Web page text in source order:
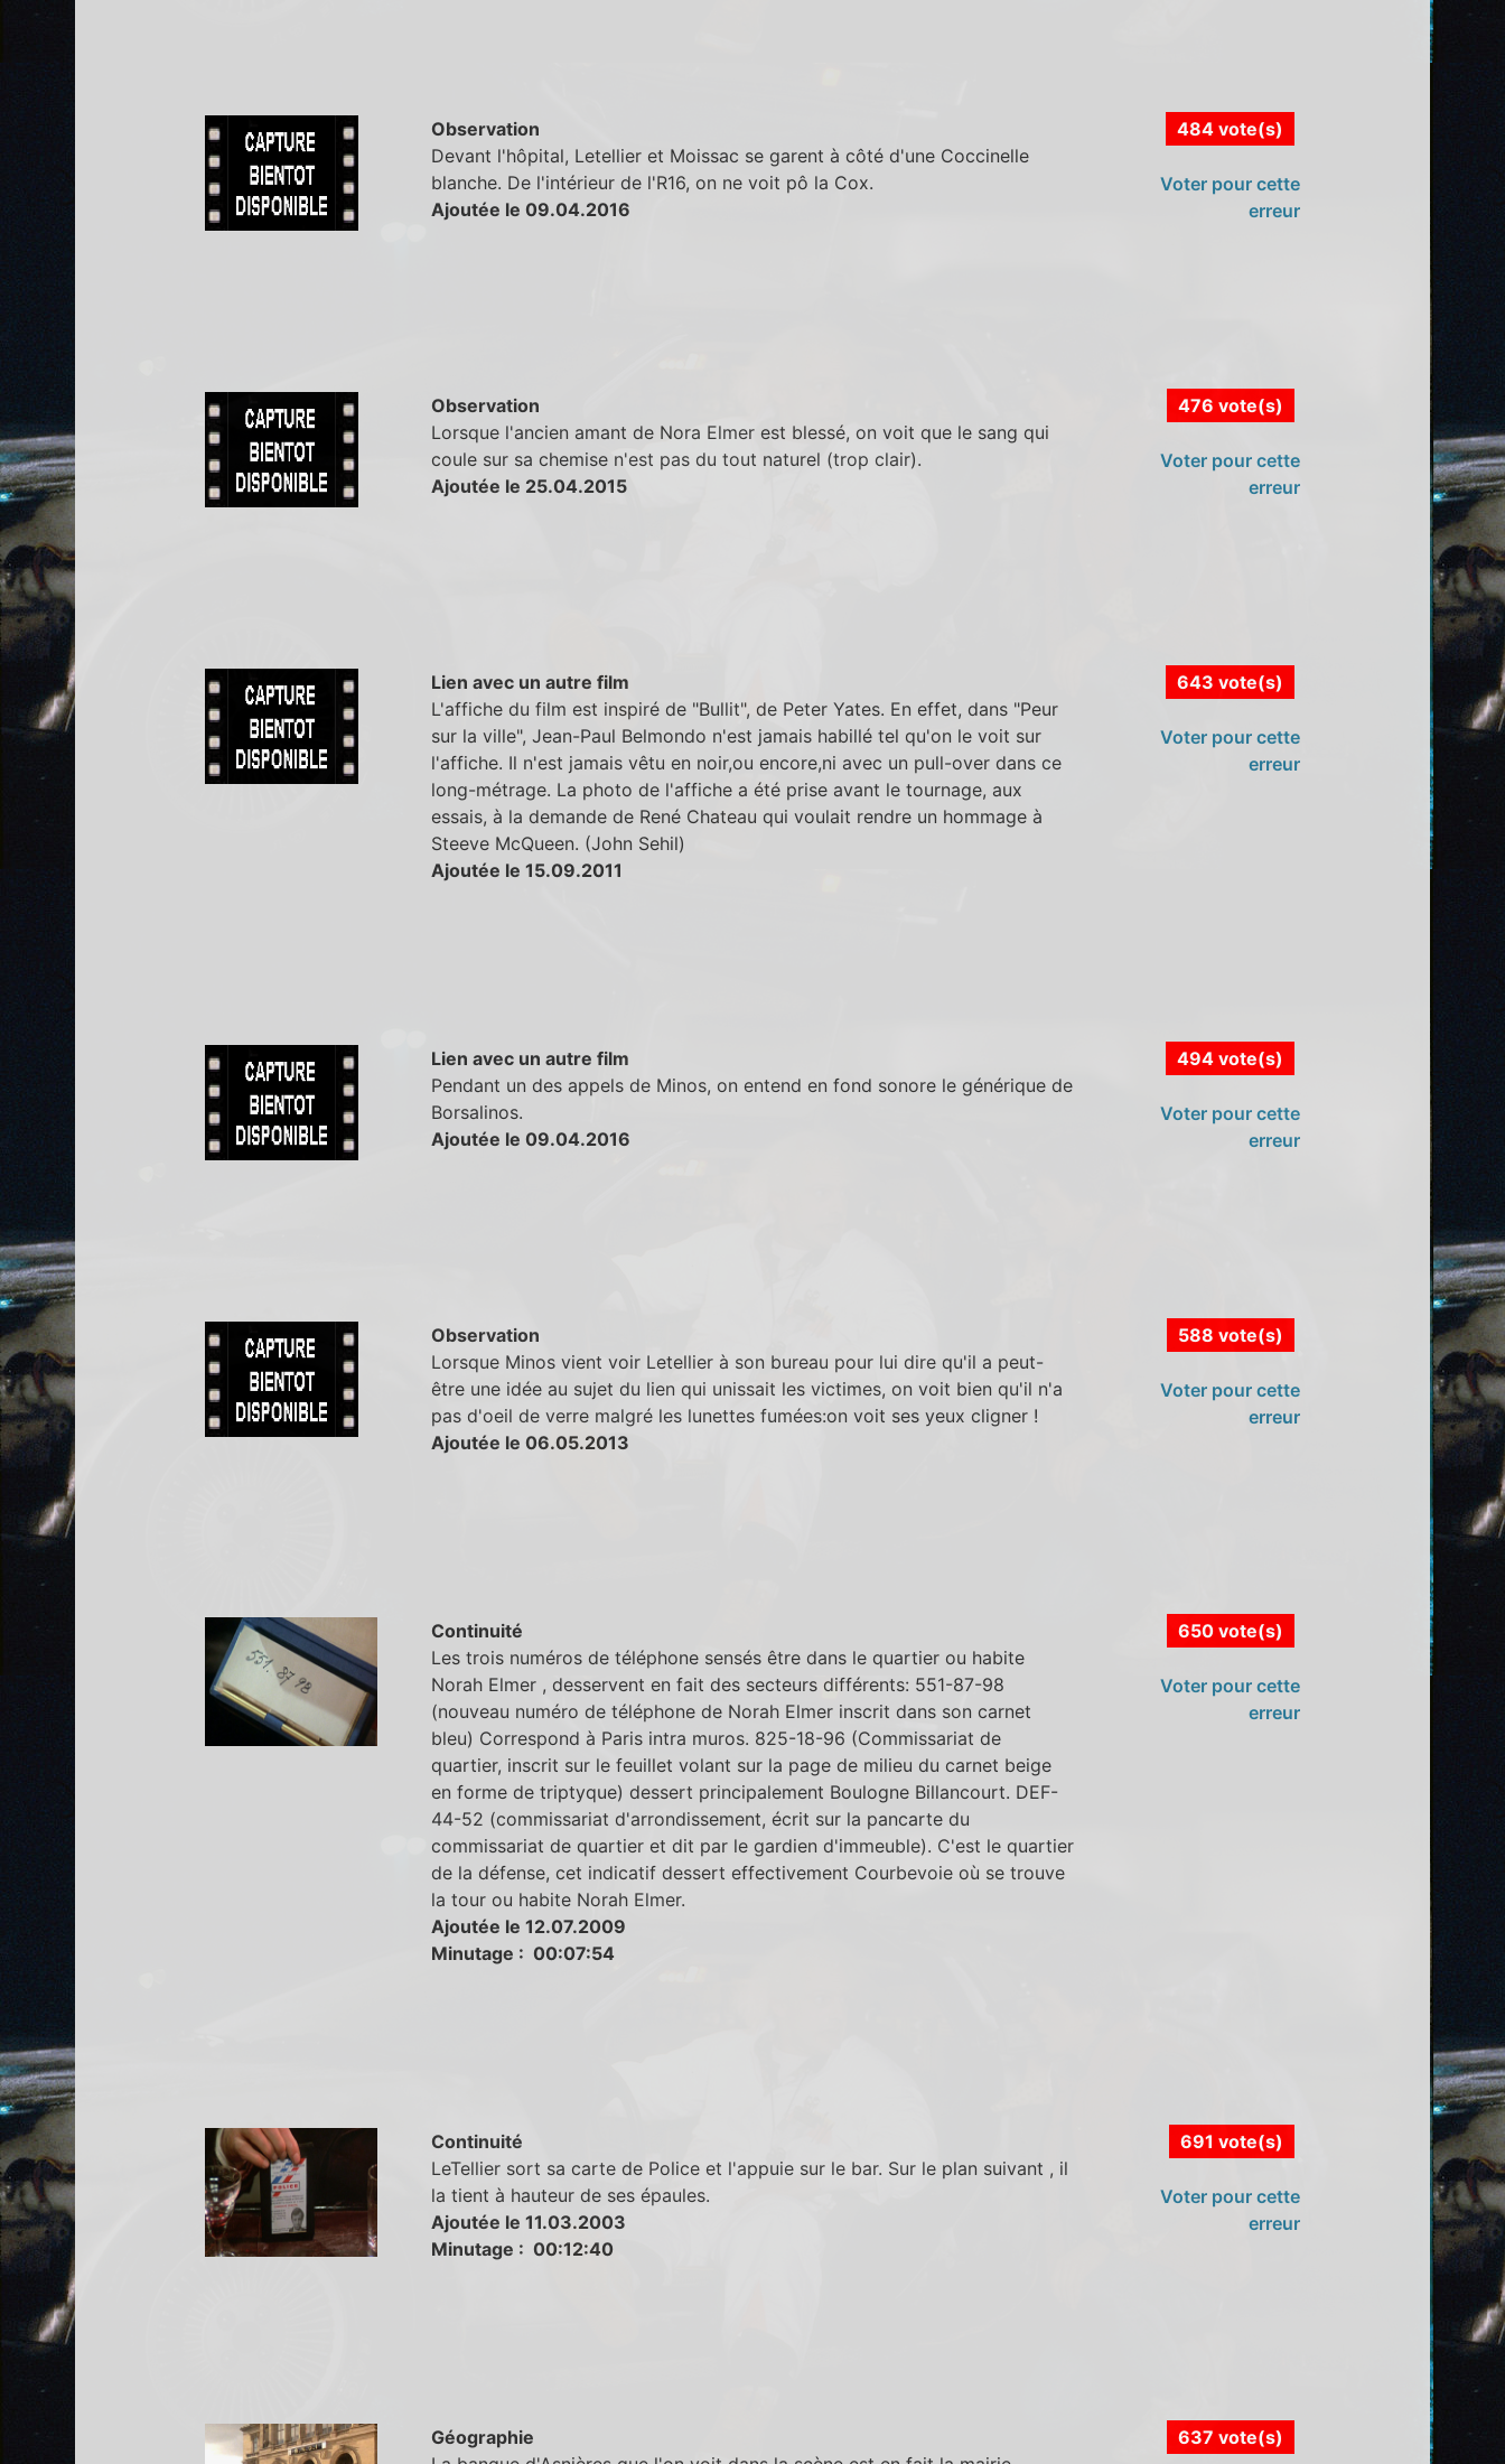
Observation
Devant l'hôpital, Letellier et Moissac se garent à côté d'une Coccinelle
blanche. De l'intérieur de l'R16, on ne voit pô la Cox.
Ajoutée le 09.04.2016
484 vote(s)
Voter pour cette
erreur
Observation
Lorsque l'ancien amant de Nora Elmer est blessé, on voit que le sang qui
coule sur sa chemise n'est pas du tout naturel (trop clair).
Ajoutée le 25.04.2015
476 vote(s)
Voter pour cette
erreur
Lien avec un autre film
L'affiche du film est inspiré de "Bullit", de Peter Yates. En effet, dans "Peur
sur la ville", Jean-Paul Belmondo n'est jamais habillé tel qu'on le voit sur
l'affiche. Il n'est jamais vêtu en noir,ou encore,ni avec un pull-over dans ce
long-métrage. La photo de l'affiche a été prise avant le tournage, aux
essais, à la demande de René Chateau qui voulait rendre un hommage à
Steeve McQueen. (John Sehil)
Ajoutée le 15.09.2011
643 vote(s)
Voter pour cette
erreur
Lien avec un autre film
Pendant un des appels de Minos, on entend en fond sonore le générique de
Borsalinos.
Ajoutée le 09.04.2016
494 vote(s)
Voter pour cette
erreur
Observation
Lorsque Minos vient voir Letellier à son bureau pour lui dire qu'il a peut-
être une idée au sujet du lien qui unissait les victimes, on voit bien qu'il n'a
pas d'oeil de verre malgré les lunettes fumées:on voit ses yeux cligner !
Ajoutée le 06.05.2013
588 vote(s)
Voter pour cette
erreur
Continuité
Les trois numéros de téléphone sensés être dans le quartier ou habite
Norah Elmer , desservent en fait des secteurs différents: 551-87-98
(nouveau numéro de téléphone de Norah Elmer inscrit dans son carnet
bleu) Correspond à Paris intra muros. 825-18-96 (Commissariat de
quartier, inscrit sur le feuillet volant sur la page de milieu du carnet beige
en forme de triptyque) dessert principalement Boulogne Billancourt. DEF-
44-52 (commissariat d'arrondissement, écrit sur la pancarte du
commissariat de quartier et dit par le gardien d'immeuble). C'est le quartier
de la défense, cet indicatif dessert effectivement Courbevoie où se trouve
la tour ou habite Norah Elmer.
Ajoutée le 12.07.2009
Minutage : 00:07:54
650 vote(s)
Voter pour cette
erreur
Continuité
LeTellier sort sa carte de Police et l'appuie sur le bar. Sur le plan suivant , il
la tient à hauteur de ses épaules.
Ajoutée le 11.03.2003
Minutage : 00:12:40
691 vote(s)
Voter pour cette
erreur
Géographie
637 vote(s)